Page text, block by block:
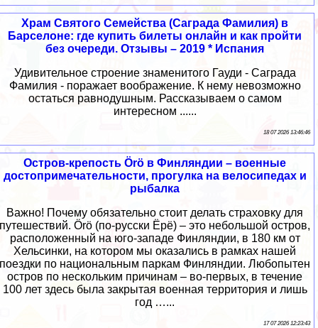
Храм Святого Семейства (Саграда Фамилия) в
Барселоне: где купить билеты онлайн и как пройти
без очереди. Отзывы – 2019 * Испания
Удивительное строение знаменитого Гауди - Саграда
Фамилия - поражает воображение. К нему невозможно
остаться равнодушным. Рассказываем о самом
интересном ......
18 07 2026 13:46:46
Остров-крепость Örö в Финляндии – военные
достопримечательности, прогулка на велосипедах и
рыбалка
Важно! Почему обязательно стоит делать страховку для
путешествий. Örö (по-русски Ёрё) – это небольшой остров,
расположенный на юго-западе Финляндии, в 180 км от
Хельсинки, на котором мы оказались в рамках нашей
поездки по национальным паркам Финляндии. Любопытен
остров по нескольким причинам – во-первых, в течение
100 лет здесь была закрытая военная территория и лишь
год …...
17 07 2026 12:23:43